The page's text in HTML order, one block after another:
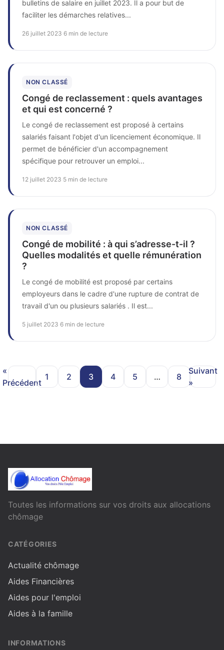
bulletins de salaire en juillet 2023. Il a pour but de
faciliter les démarches relatives...
26 juillet 2023 6 min de lecture
NON CLASSÉ
Congé de reclassement : quels avantages
et qui est concerné ?
Le congé de reclassement est proposé à certains
salariés faisant l'objet d'un licenciement économique. Il
permet de bénéficier d'un accompagnement
spécifique pour retrouver un emploi...
12 juillet 2023 5 min de lecture
NON CLASSÉ
Congé de mobilité : à qui s’adresse-t-il ?
Quelles modalités et quelle rémunération
?
Le congé de mobilité est proposé par certains
employeurs dans le cadre d'une rupture de contrat de
travail d'un ou plusieurs salariés . Il est...
5 juillet 2023 6 min de lecture
«
Précédent
1 2 3 4 5 … 8
Suivant
»
Toutes les informations sur vos droits aux allocations
chômage
CATÉGORIES
Actualité chômage
Aides Financières
Aides pour l'emploi
Aides à la famille
INFORMATIONS